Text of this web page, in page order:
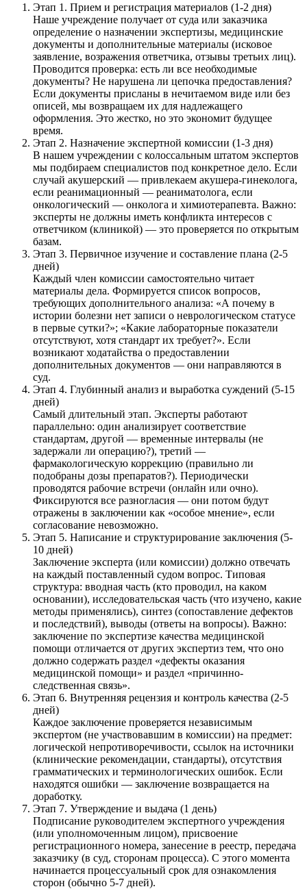
Этап 1. Прием и регистрация материалов (1-2 дня)
Наше учреждение получает от суда или заказчика
определение о назначении экспертизы, медицинские
документы и дополнительные материалы (исковое
заявление, возражения ответчика, отзывы третьих лиц).
Проводится проверка: есть ли все необходимые
документы? Не нарушена ли цепочка предоставления?
Если документы присланы в нечитаемом виде или без
описей, мы возвращаем их для надлежащего
оформления. Это жестко, но это экономит будущее
время.
Этап 2. Назначение экспертной комиссии (1-3 дня)
В нашем учреждении с колоссальным штатом экспертов
мы подбираем специалистов под конкретное дело. Если
случай акушерский — привлекаем акушера-гинеколога,
если реанимационный — реаниматолога, если
онкологический — онколога и химиотерапевта. Важно:
эксперты не должны иметь конфликта интересов с
ответчиком (клиникой) — это проверяется по открытым
базам.
Этап 3. Первичное изучение и составление плана (2-5
дней)
Каждый член комиссии самостоятельно читает
материалы дела. Формируется список вопросов,
требующих дополнительного анализа: «А почему в
истории болезни нет записи о неврологическом статусе
в первые сутки?»; «Какие лабораторные показатели
отсутствуют, хотя стандарт их требует?». Если
возникают ходатайства о предоставлении
дополнительных документов — они направляются в
суд.
Этап 4. Глубинный анализ и выработка суждений (5-15
дней)
Самый длительный этап. Эксперты работают
параллельно: один анализирует соответствие
стандартам, другой — временные интервалы (не
задержали ли операцию?), третий —
фармакологическую коррекцию (правильно ли
подобраны дозы препаратов?). Периодически
проводятся рабочие встречи (онлайн или очно).
Фиксируются все разногласия — они потом будут
отражены в заключении как «особое мнение», если
согласование невозможно.
Этап 5. Написание и структурирование заключения (5-
10 дней)
Заключение эксперта (или комиссии) должно отвечать
на каждый поставленный судом вопрос. Типовая
структура: вводная часть (кто проводил, на каком
основании), исследовательская часть (что изучено, какие
методы применялись), синтез (сопоставление дефектов
и последствий), выводы (ответы на вопросы). Важно:
заключение по экспертизе качества медицинской
помощи отличается от других экспертиз тем, что оно
должно содержать раздел «дефекты оказания
медицинской помощи» и раздел «причинно-
следственная связь».
Этап 6. Внутренняя рецензия и контроль качества (2-5
дней)
Каждое заключение проверяется независимым
экспертом (не участвовавшим в комиссии) на предмет:
логической непротиворечивости, ссылок на источники
(клинические рекомендации, стандарты), отсутствия
грамматических и терминологических ошибок. Если
находятся ошибки — заключение возвращается на
доработку.
Этап 7. Утверждение и выдача (1 день)
Подписание руководителем экспертного учреждения
(или уполномоченным лицом), присвоение
регистрационного номера, занесение в реестр, передача
заказчику (в суд, сторонам процесса). С этого момента
начинается процессуальный срок для ознакомления
сторон (обычно 5-7 дней).